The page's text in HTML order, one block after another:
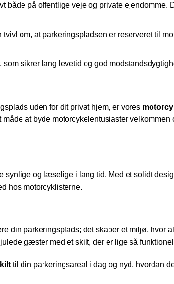
både på offentlige veje og private ejendomme.
om, at parkeringspladsen er reserveret til
sikrer lang levetid og god
uden for dit privat hjem, er vores
at byde motorcykelentusiaster
synlige og læselige i lang tid. Med et solidt
hos motorcyklisterne.
din parkeringsplads; det skaber et miljø, hvor
gæster med et skilt, der er lige så
til din parkeringsareal i dag og nyd, hvordan